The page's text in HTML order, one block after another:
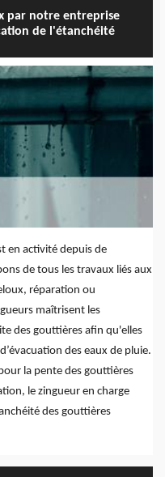
par notre entreprise
de l'étanchéité
en activité depuis de
de tous les travaux liés aux
réparation ou
maîtrisent les
des gouttières afin qu'elles
des eaux de pluie.
la pente des gouttières
le zingueur en charge
des gouttières